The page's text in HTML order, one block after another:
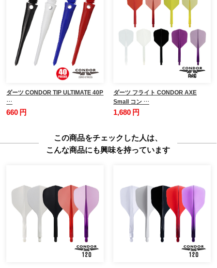
ダーツ CONDOR TIP ULTIMATE 40P
…
660 円
ダーツ フライト CONDOR AXE
Small コン …
1,680 円
この商品をチェックした人は、
こんな商品にも興味を持っています